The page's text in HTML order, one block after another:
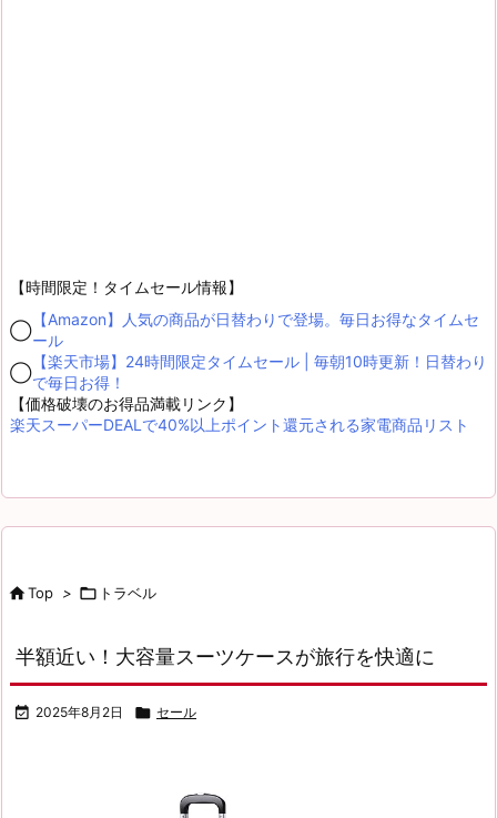
【時間限定！タイムセール情報】
◯
【Amazon】人気の商品が日替わりで登場。毎日お得なタイムセ
ール
◯
【楽天市場】24時間限定タイムセール | 毎朝10時更新！日替わり
で毎日お得！
【価格破壊のお得品満載リンク】
楽天スーパーDEALで40%以上ポイント還元される家電商品リスト
Top >  トラベル
半額近い！大容量スーツケースが旅行を快適に
 2025年8月2日  セール